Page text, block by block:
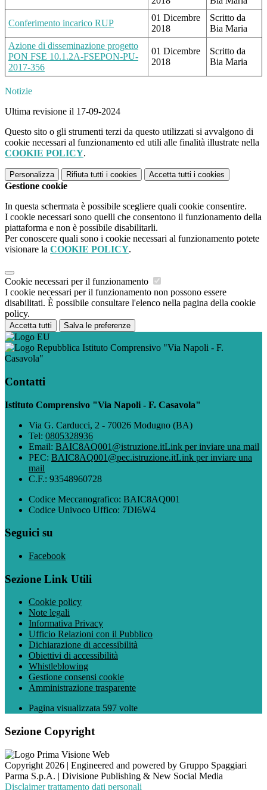
Conferimento incarico RUP
01 Dicembre
2018
Scritto da
Bia Maria
Azione di disseminazione progetto
PON FSE 10.1.2A-FSEPON-PU-
2017-356
01 Dicembre
2018
Scritto da
Bia Maria
Notizie
Ultima revisione il 17-09-2024
Questo sito o gli strumenti terzi da questo utilizzati si avvalgono di
cookie necessari al funzionamento ed utili alle finalità illustrate nella
COOKIE POLICY.
Personalizza Rifiuta tutti i cookies Accetta tutti i cookies
Gestione cookie
In questa schermata è possibile scegliere quali cookie consentire.
I cookie necessari sono quelli che consentono il funzionamento della
piattaforma e non è possibile disabilitarli.
Per conoscere quali sono i cookie necessari al funzionamento potete
visionare la COOKIE POLICY.
Cookie necessari per il funzionamento
I cookie necessari per il funzionamento non possono essere
disabilitati. È possibile consultare l'elenco nella pagina della cookie
policy.
Accetta tutti Salva le preferenze
Istituto Comprensivo "Via Napoli - F.
Casavola"
Contatti
Istituto Comprensivo "Via Napoli - F. Casavola"
Via G. Carducci, 2 - 70026 Modugno (BA)
Tel: 0805328936
Email: BAIC8AQ001@istruzione.itLink per inviare una mail
PEC: BAIC8AQ001@pec.istruzione.itLink per inviare una
mail
C.F.: 93548960728
Codice Meccanografico: BAIC8AQ001
Codice Univoco Uffico: 7DI6W4
Seguici su
Facebook
Sezione Link Utili
Cookie policy
Note legali
Informativa Privacy
Ufficio Relazioni con il Pubblico
Dichiarazione di accessibilità
Obiettivi di accessibilità
Whistleblowing
Gestione consensi cookie
Amministrazione trasparente
Pagina visualizzata 597 volte
Sezione Copyright
Copyright 2026 | Engineered and powered by Gruppo Spaggiari
Parma S.p.A. | Divisione Publishing & New Social Media
Disclaimer trattamento dati personali